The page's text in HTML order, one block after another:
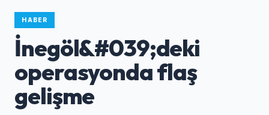
HABER
İnegöl&#039;deki
operasyonda flaş
gelişme